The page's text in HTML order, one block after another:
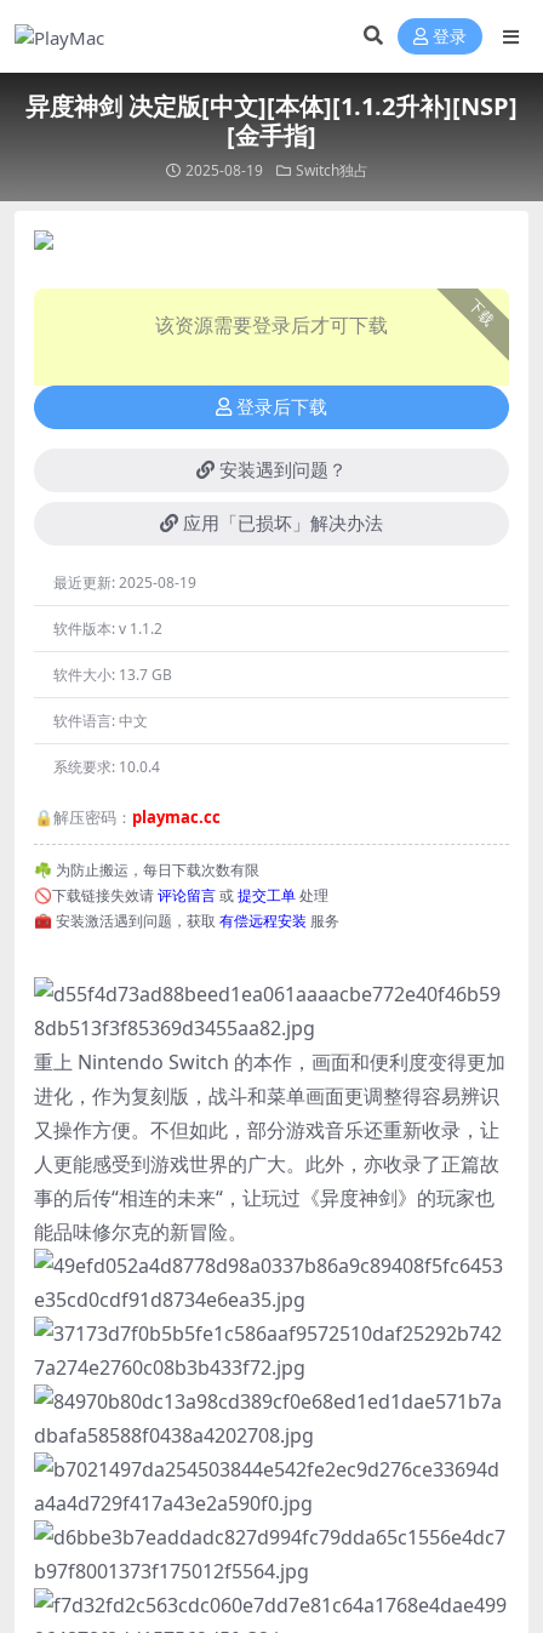
登录
异度神剑 决定版[中文][本体][1.1.2升补][NSP]
[金手指]
2025-08-19 Switch独占
下载
该资源需要登录后才可下载
登录后下载
安装遇到问题？
应用「已损坏」解决办法
最近更新:2025-08-19
软件版本:v 1.1.2
软件大小: 13.7 GB
软件语言:中文
系统要求: 10.0.4
🔒解压密码： playmac.cc
☘️ 为防止搬运，每日下载次数有限
🚫下载链接失效请评论留言或提交工单处理
🧰 安装激活遇到问题，获取 有偿远程安装 服务
重上 Nintendo Switch 的本作，画面和便利度变得更加
进化，作为复刻版，战斗和菜单画面更调整得容易辨识
又操作方便。不但如此，部分游戏音乐还重新收录，让
人更能感受到游戏世界的广大。此外，亦收录了正篇故
事的后传“相连的未来“，让玩过《异度神剑》的玩家也
能品味修尔克的新冒险。